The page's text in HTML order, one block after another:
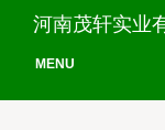
河南茂轩实业
MENU